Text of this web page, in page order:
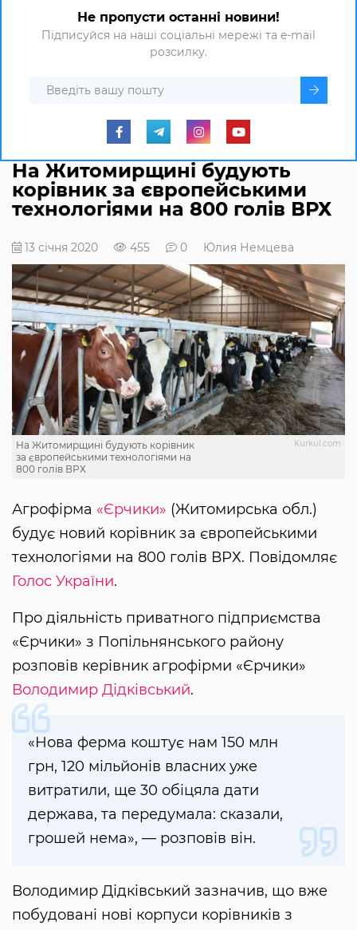
Не пропусти останні новини!
Підписуйся на наші соціальні мережі та e-mail
розсилку.
На Житомирщині будують
корівник за європейськими
технологіями на 800 голів ВРХ
13 січня 2020 455 0 Юлия Немцева
Kurkul.com
На Житомирщині будують корівник
за європейськими технологіями на
800 голів ВРХ
Агрофірма «Єрчики» (Житомирська обл.)
будує новий корівник за європейськими
технологіями на 800 голів ВРХ. Повідомляє
Голос України.
Про діяльність приватного підприємства
«Єрчики» з Попільнянського району
розповів керівник агрофірми «Єрчики»
Володимир Дідківський.
«Нова ферма коштує нам 150 млн
грн, 120 мільйонів власних уже
витратили, ще 30 обіцяла дати
держава, та передумала: сказали,
грошей нема», — розповів він.
Володимир Дідківський зазначив, що вже
побудовані нові корпуси корівників з